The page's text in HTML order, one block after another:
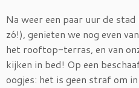
Na weer een paar uur de
zó!), genieten we nog even
het rooftop-terras, en van
kijken in bed! Op een
oogjes: het is geen straf om